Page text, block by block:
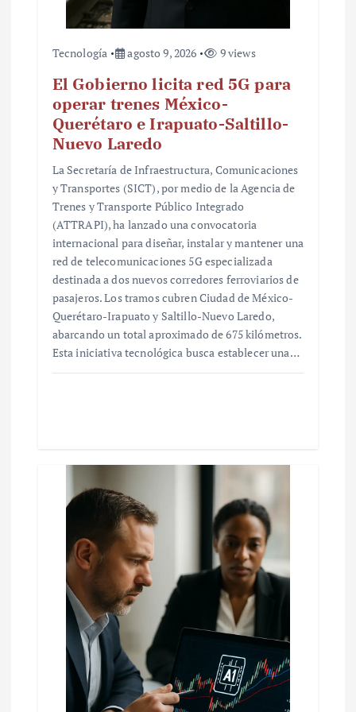
Tecnología agosto 9, 2026 9 views
El Gobierno licita red 5G para
operar trenes México-
Querétaro e Irapuato-Saltillo-
Nuevo Laredo
La Secretaría de Infraestructura, Comunicaciones
y Transportes (SICT), por medio de la Agencia de
Trenes y Transporte Público Integrado
(ATTRAPI), ha lanzado una convocatoria
internacional para diseñar, instalar y mantener una
red de telecomunicaciones 5G especializada
destinada a dos nuevos corredores ferroviarios de
pasajeros. Los tramos cubren Ciudad de México-
Querétaro-Irapuato y Saltillo-Nuevo Laredo,
abarcando un total aproximado de 675 kilómetros.
Esta iniciativa tecnológica busca establecer una…